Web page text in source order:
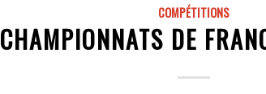
COMPÉTITIONS
CHAMPIONNATS DE